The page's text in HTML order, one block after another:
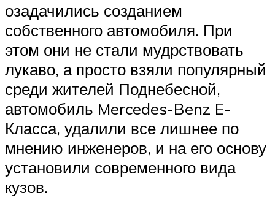
озадачились созданием
собственного автомобиля. При
этом они не стали мудрствовать
лукаво, а просто взяли популярный
среди жителей Поднебесной,
автомобиль Mercedes-Benz E-
Класса, удалили все лишнее по
мнению инженеров, и на его основу
установили современного вида
кузов.